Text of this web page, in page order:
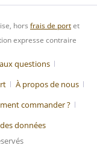
hors frais de portet
expresse contraire
questions
À propos de nous
commander ?
données